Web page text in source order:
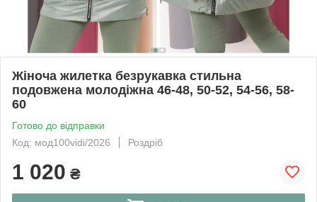
Жіноча жилетка безрукавка стильна
подовжена молодіжна 46-48, 50-52, 54-56, 58-
60
Готово до відправки
Код: мод100vidi/2026
Роздріб
1 020 ₴